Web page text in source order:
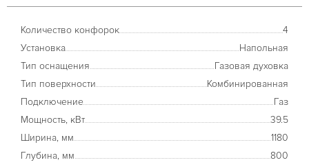
Количество конфорок
4
Установка
Напольная
Тип оснащения
Газовая духовка
Тип поверхности
Комбинированная
Подключение
Газ
Мощность, кВт
39.5
Ширина, мм
1180
Глубина, мм
800